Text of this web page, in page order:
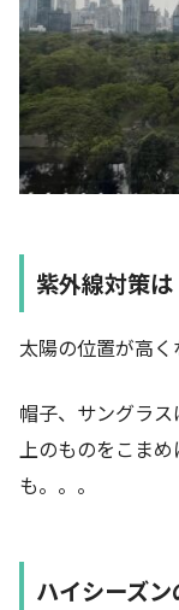
紫外線対策は
太陽の位置が高く
帽子、サングラ
上のものをこま
も。。。
ハイシーズ